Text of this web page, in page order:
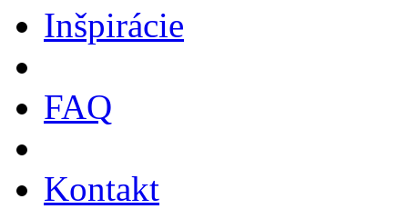
Inšpirácie
FAQ
Kontakt